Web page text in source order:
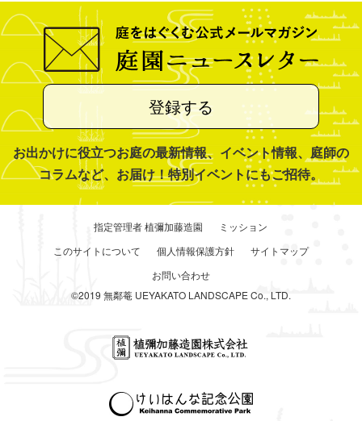
登録する
お出かけに役立つお庭の最新情報、イベント情報、庭師の
コラムなど、お届け！特別イベントにもご招待。
指定管理者 植彌加藤造園
ミッション
このサイトについて
個人情報保護方針
サイトマップ
お問い合わせ
©2019 無鄰菴 UEYAKATO LANDSCAPE Co., LTD.